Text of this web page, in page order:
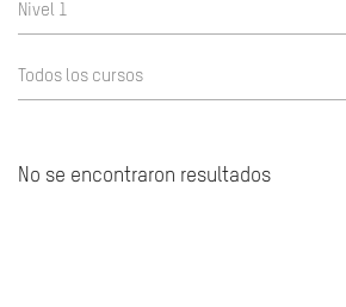
Nivel 1
Todos los cursos
No se encontraron resultados